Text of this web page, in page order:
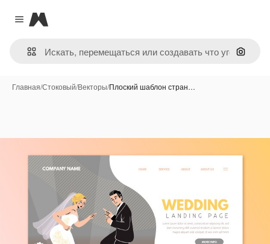
Close menu
Magnific
Поиск
Главная/Стоковый/Векторы/Плоский шаблон стран…